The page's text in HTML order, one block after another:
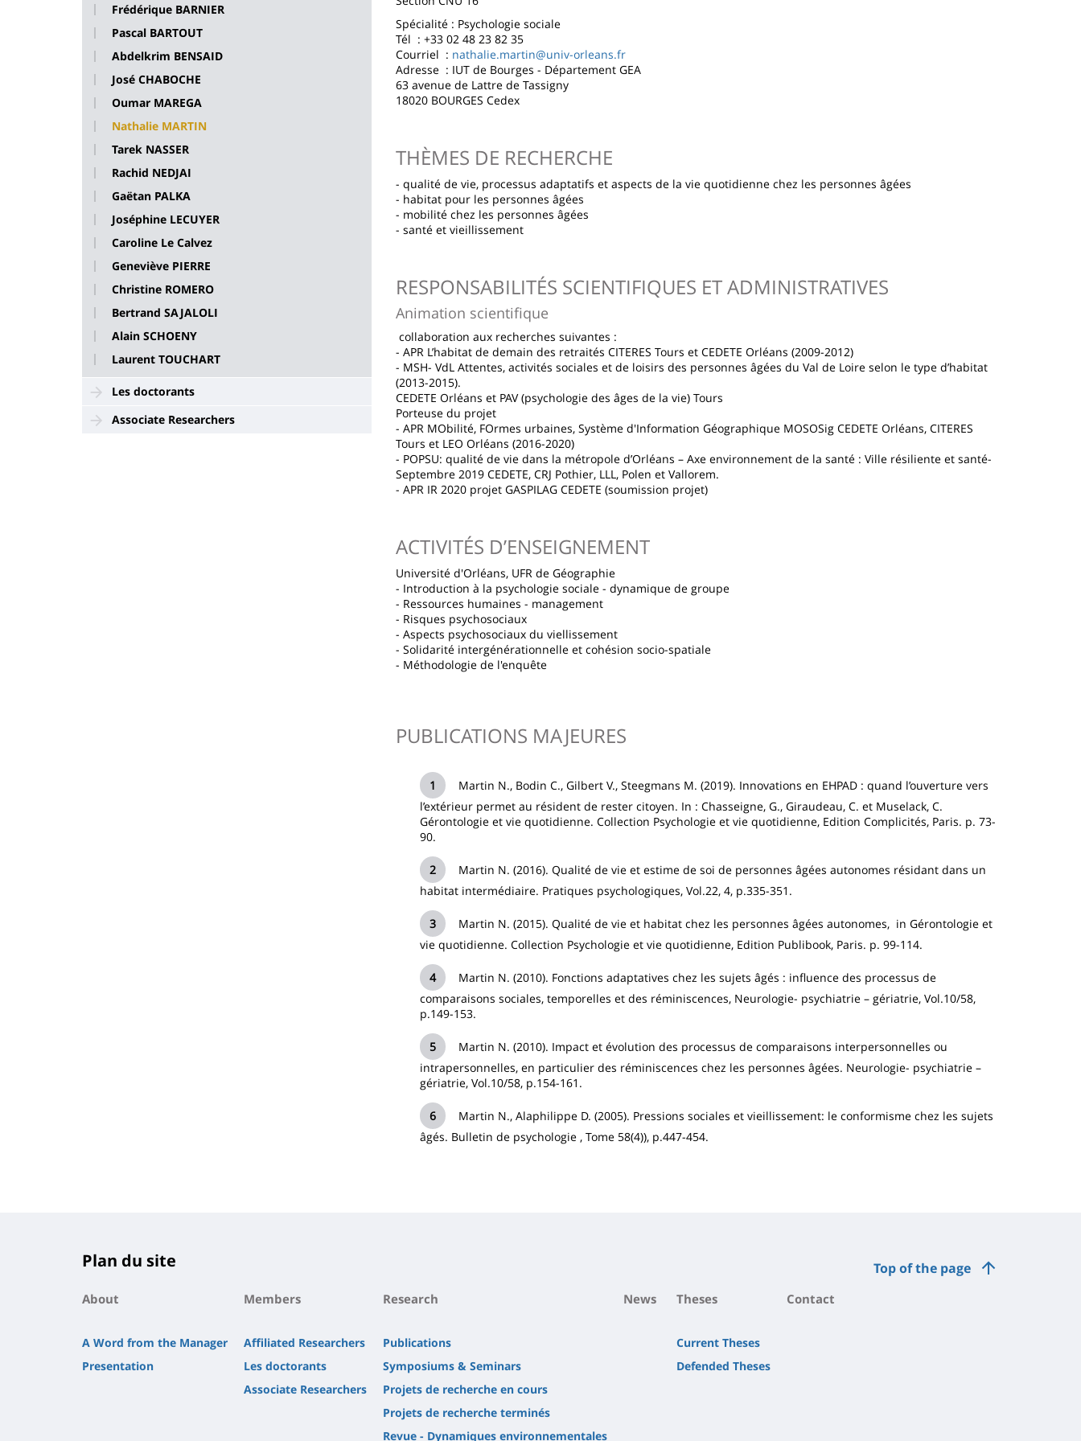
Frédérique BARNIER
Pascal BARTOUT
Abdelkrim BENSAID
José CHABOCHE
Oumar MAREGA
Nathalie MARTIN
Tarek NASSER
Rachid NEDJAI
Gaëtan PALKA
Joséphine LECUYER
Caroline Le Calvez
Geneviève PIERRE
Christine ROMERO
Bertrand SAJALOLI
Alain SCHOENY
Laurent TOUCHART
Les doctorants
Associate Researchers
la
page
principale
Spécialité : Psychologie sociale
Tél : +33 02 48 23 82 35
Courriel : nathalie.martin@univ-orleans.fr
Adresse : IUT de Bourges - Département GEA
63 avenue de Lattre de Tassigny
18020 BOURGES Cedex
THÈMES DE RECHERCHE
- qualité de vie, processus adaptatifs et aspects de la vie quotidienne chez les personnes âgées
- habitat pour les personnes âgées
- mobilité chez les personnes âgées
- santé et vieillissement
RESPONSABILITÉS SCIENTIFIQUES ET ADMINISTRATIVES
Animation scientifique
collaboration aux recherches suivantes :
- APR L’habitat de demain des retraités CITERES Tours et CEDETE Orléans (2009-2012)
- MSH- VdL Attentes, activités sociales et de loisirs des personnes âgées du Val de Loire selon le type d’habitat
(2013-2015).
CEDETE Orléans et PAV (psychologie des âges de la vie) Tours
Porteuse du projet
- APR MObilité, FOrmes urbaines, Système d'Information Géographique MOSOSig CEDETE Orléans, CITERES
Tours et LEO Orléans (2016-2020)
- POPSU: qualité de vie dans la métropole d’Orléans – Axe environnement de la santé : Ville résiliente et santé-
Septembre 2019 CEDETE, CRJ Pothier, LLL, Polen et Vallorem.
- APR IR 2020 projet GASPILAG CEDETE (soumission projet)
ACTIVITÉS D’ENSEIGNEMENT
Université d'Orléans, UFR de Géographie
- Introduction à la psychologie sociale - dynamique de groupe
- Ressources humaines - management
- Risques psychosociaux
- Aspects psychosociaux du viellissement
- Solidarité intergénérationnelle et cohésion socio-spatiale
- Méthodologie de l'enquête
PUBLICATIONS MAJEURES
Martin N., Bodin C., Gilbert V., Steegmans M. (2019). Innovations en EHPAD : quand l’ouverture vers
l’extérieur permet au résident de rester citoyen. In : Chasseigne, G., Giraudeau, C. et Muselack, C.
Gérontologie et vie quotidienne. Collection Psychologie et vie quotidienne, Edition Complicités, Paris. p. 73-
90.
Martin N. (2016). Qualité de vie et estime de soi de personnes âgées autonomes résidant dans un
habitat intermédiaire. Pratiques psychologiques, Vol.22, 4, p.335-351.
Martin N. (2015). Qualité de vie et habitat chez les personnes âgées autonomes, in Gérontologie et
vie quotidienne. Collection Psychologie et vie quotidienne, Edition Publibook, Paris. p. 99-114.
Martin N. (2010). Fonctions adaptatives chez les sujets âgés : influence des processus de
comparaisons sociales, temporelles et des réminiscences, Neurologie- psychiatrie – gériatrie, Vol.10/58,
p.149-153.
Martin N. (2010). Impact et évolution des processus de comparaisons interpersonnelles ou
intrapersonnelles, en particulier des réminiscences chez les personnes âgées. Neurologie- psychiatrie –
gériatrie, Vol.10/58, p.154-161.
Martin N., Alaphilippe D. (2005). Pressions sociales et vieillissement: le conformisme chez les sujets
âgés. Bulletin de psychologie , Tome 58(4)), p.447-454.
Top of the page
Plan du site
About
A Word from the Manager
Presentation
Members
Affiliated Researchers
Les doctorants
Associate Researchers
Research
Publications
Symposiums & Seminars
Projets de recherche en cours
Projets de recherche terminés
Revue - Dynamiques environnementales
News Theses
Current Theses
Defended Theses
Contact